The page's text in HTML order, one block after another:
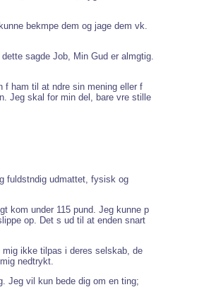
bekmpe dem og jage dem vk.
sagde Job, Min Gud er almgtig.
f ham til at ndre sin mening eller f
Jeg skal for min del, bare vre stille
fuldstndig udmattet, fysisk og
kom under 115 pund. Jeg kunne p
op. Det s ud til at enden snart
ikke tilpas i deres selskab, de
nedtrykt.
Jeg vil kun bede dig om en ting;